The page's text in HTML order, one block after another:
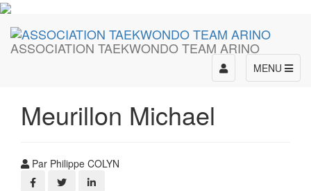
ASSOCIATION TAEKWONDO TEAM ARINO
MENU
Toggle
navigation
Meurillon Michael
Par Philippe COLYN